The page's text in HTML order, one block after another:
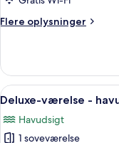
havudsigt
Flere oplysninger
Flere
værelse
delvis
Indlæs
alle
billeder
4
Deluxe-værelse -
Havudsigt
1 soveværelse